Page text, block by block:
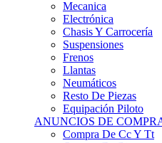
Chasis Y Carrocería
Suspensiones
Frenos
Llantas
Neumáticos
Resto De Piezas
Equipación Piloto
ANUNCIOS DE COMPRA
Compra De Cc Y Tt
Compra De Piezas